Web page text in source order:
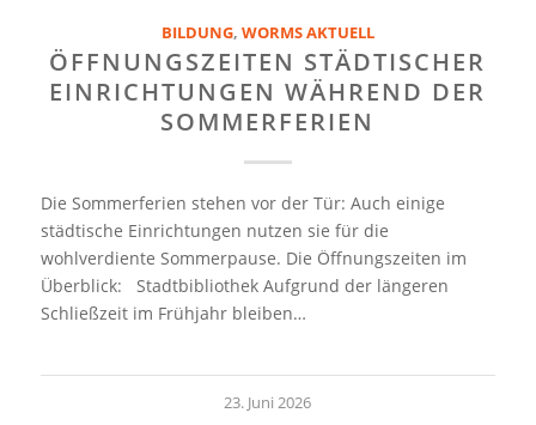
BILDUNG, WORMS AKTUELL
ÖFFNUNGSZEITEN STÄDTISCHER
EINRICHTUNGEN WÄHREND DER
SOMMERFERIEN
Die Sommerferien stehen vor der Tür: Auch einige
städtische Einrichtungen nutzen sie für die
wohlverdiente Sommerpause. Die Öffnungszeiten im
Überblick: Stadtbibliothek Aufgrund der längeren
Schließzeit im Frühjahr bleiben…
23. Juni 2026